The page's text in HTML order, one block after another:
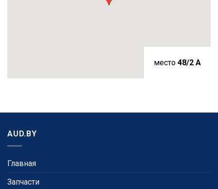
место 48/2 A
AUD.BY
Главная
Запчасти